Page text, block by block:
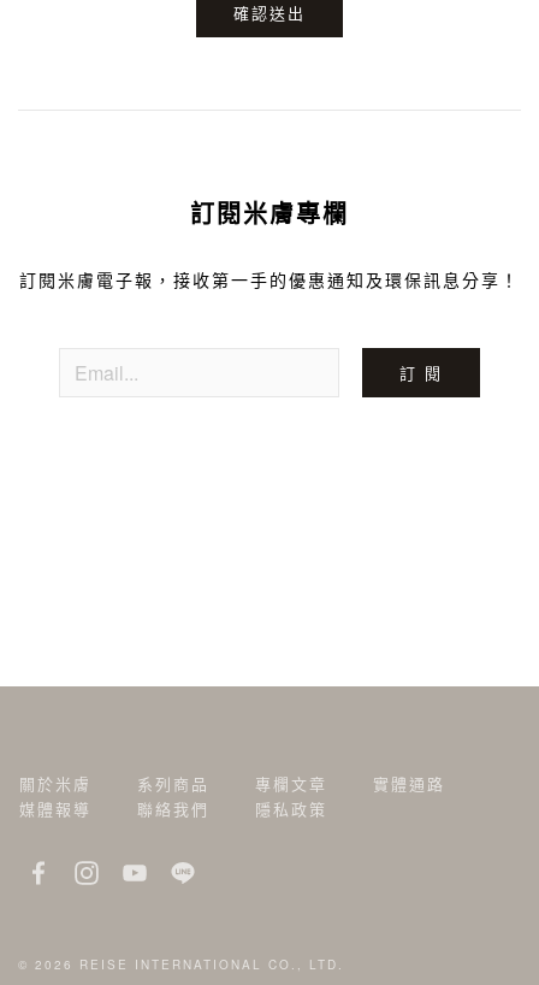
確認送出
訂閱米膚專欄
訂閱米膚電子報，接收第一手的優惠通知及環保訊息分享！
訂 閱
關於米膚 系列商品 專欄文章
實體通路
媒體報導
聯絡我們 隱私政策
© 2026 REISE INTERNATIONAL CO., LTD.